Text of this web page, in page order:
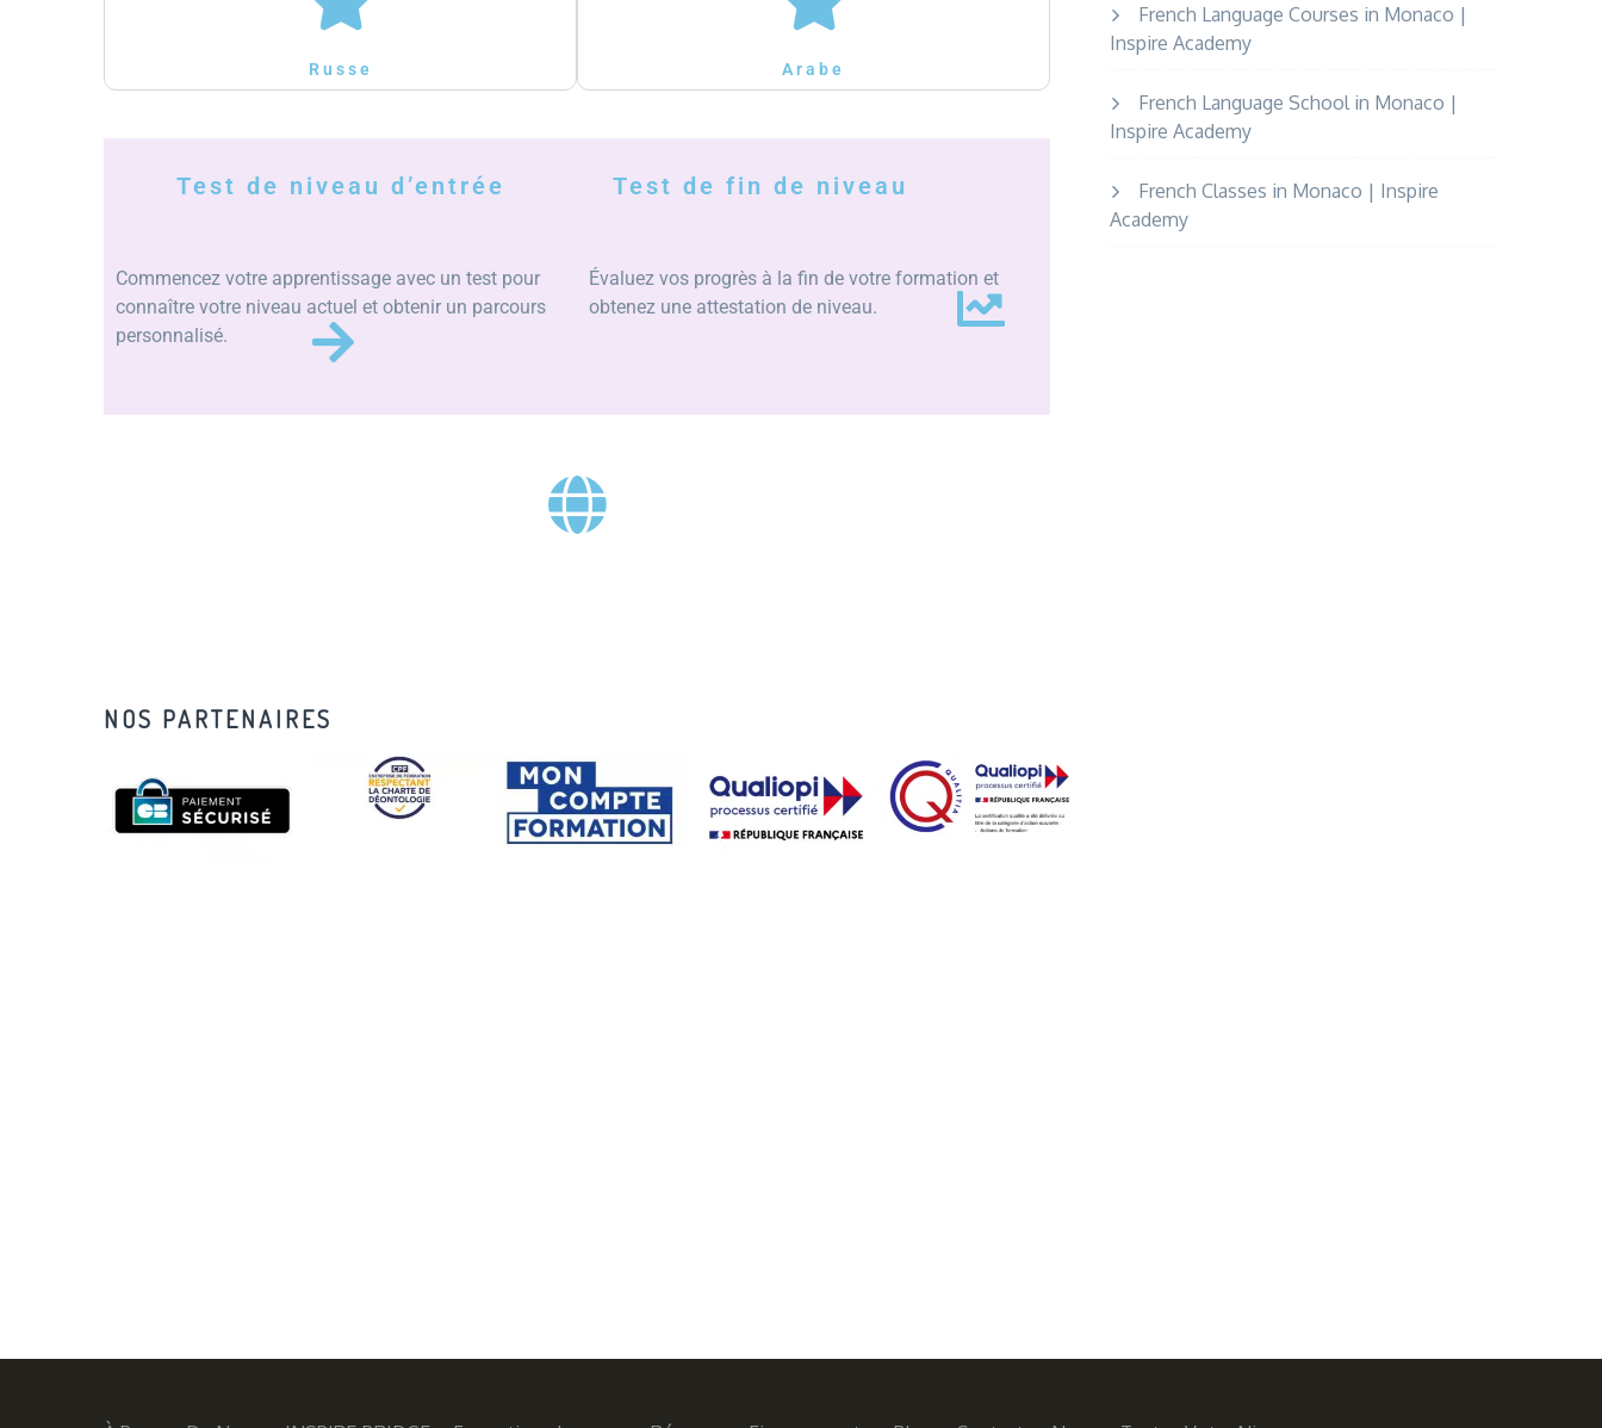
Russe Arabe
Test de niveau d’entrée
Commencez votre apprentissage avec un test pour
connaître votre niveau actuel et obtenir un parcours
personnalisé.
Test de fin de niveau
Évaluez vos progrès à la fin de votre formation et
obtenez une attestation de niveau.
French Language Courses in Monaco |
Inspire Academy
French Language School in Monaco |
Inspire Academy
French Classes in Monaco | Inspire
Academy
NOS PARTENAIRES